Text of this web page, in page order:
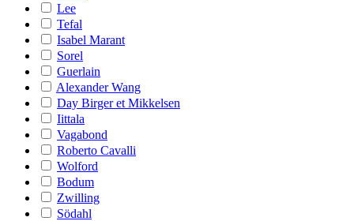
Lee
Tefal
Isabel Marant
Sorel
Guerlain
Alexander Wang
Day Birger et Mikkelsen
Iittala
Vagabond
Roberto Cavalli
Wolford
Bodum
Zwilling
Södahl